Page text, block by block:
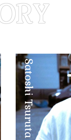
Satoshi Tsuruta